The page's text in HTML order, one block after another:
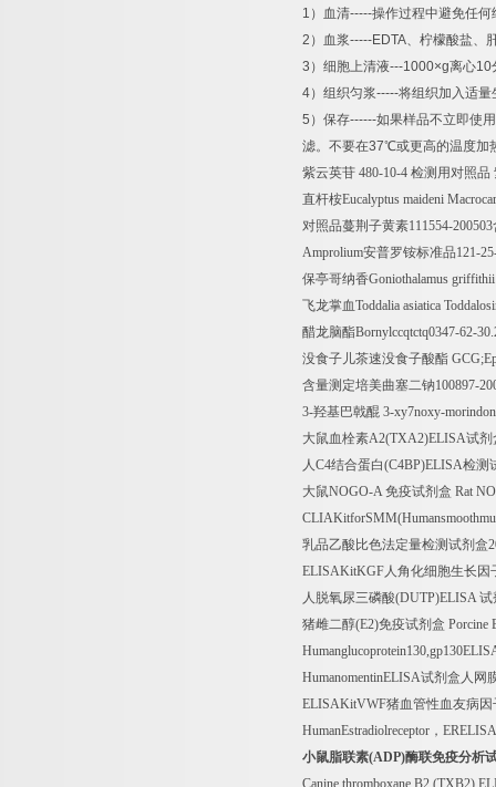
1 ）血清-----操作过程中避免任
2 ）血浆-----EDTA、柠檬酸盐、
3 ）细胞上清液---1000×g离心10
4）组织匀浆-----将组织加入适量
5 ）保存------如果样品不立即使
滤。不要在37℃或更高的温度加
紫云英苷 480-10-4 检测用对照品
直杆桉Eucalyptus maideni
对照品蔓荆子黄素111554-200503
Amprolium安普罗铵标准品121-
保亭哥纳香Goniothalamus
飞龙掌血Toddalia asiatica
醋龙脑酯Bornylccqtctq0347-62-
没食子儿茶速没食子酸酯
含量测定培美曲塞二钠100897-
3-羟基巴戟醌 3-xy7noxy-
大鼠血栓素A2(TXA2)ELISA试剂
人C4结合蛋白(C4BP)ELISA检测
大鼠NOGO-A免疫试剂盒 Rat
乳品乙酸比色法定量检测试剂盒
ELISAKitKGF人角化细胞生长因
人脱氧尿三磷酸(DUTP)ELISA试
猪雌二醇(E2)免疫试剂盒 Porcine
HumanomentinELISA试剂盒人网
ELISAKitVWF猪血管性血友病因
HumanEstradiolreceptor ，
小鼠脂联素(ADP)酶联免疫分析
Canine thromboxane B2 (TXB2)